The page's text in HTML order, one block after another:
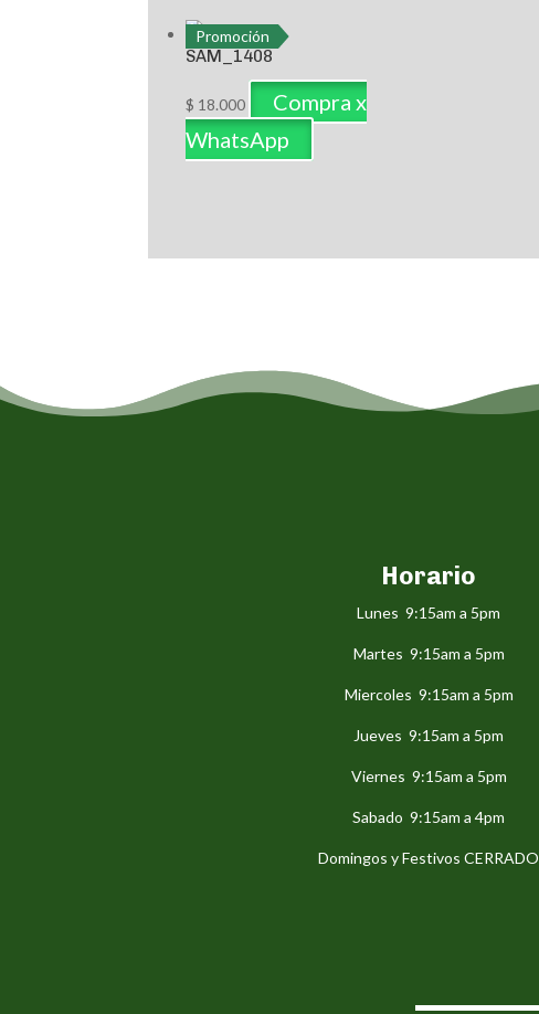
Promoción
SAM_1408
$ 18.000
Compra x
WhatsApp
Horario
Lunes 9:15am a 5pm
Martes 9:15am a 5pm
Miercoles 9:15am a 5pm
Jueves 9:15am a 5pm
Viernes 9:15am a 5pm
Sabado 9:15am a 4pm
Domingos y Festivos CERRADO